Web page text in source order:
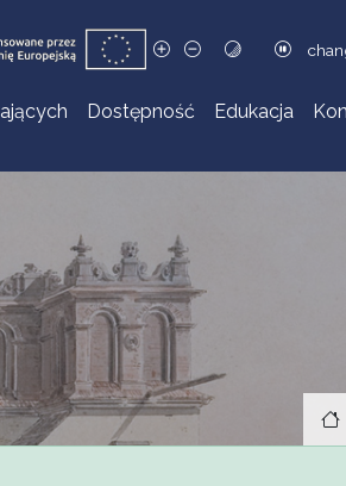
Dostępność Edukacja